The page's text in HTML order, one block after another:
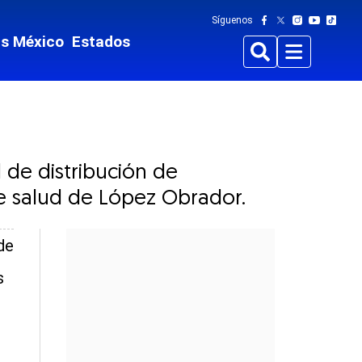
México Estados
Síguenos
BuscarMenu
de distribución de
de López Obrador.